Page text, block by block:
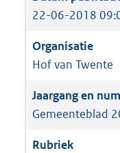
22-06-2018
Hof van Twente
Gemeenteblad